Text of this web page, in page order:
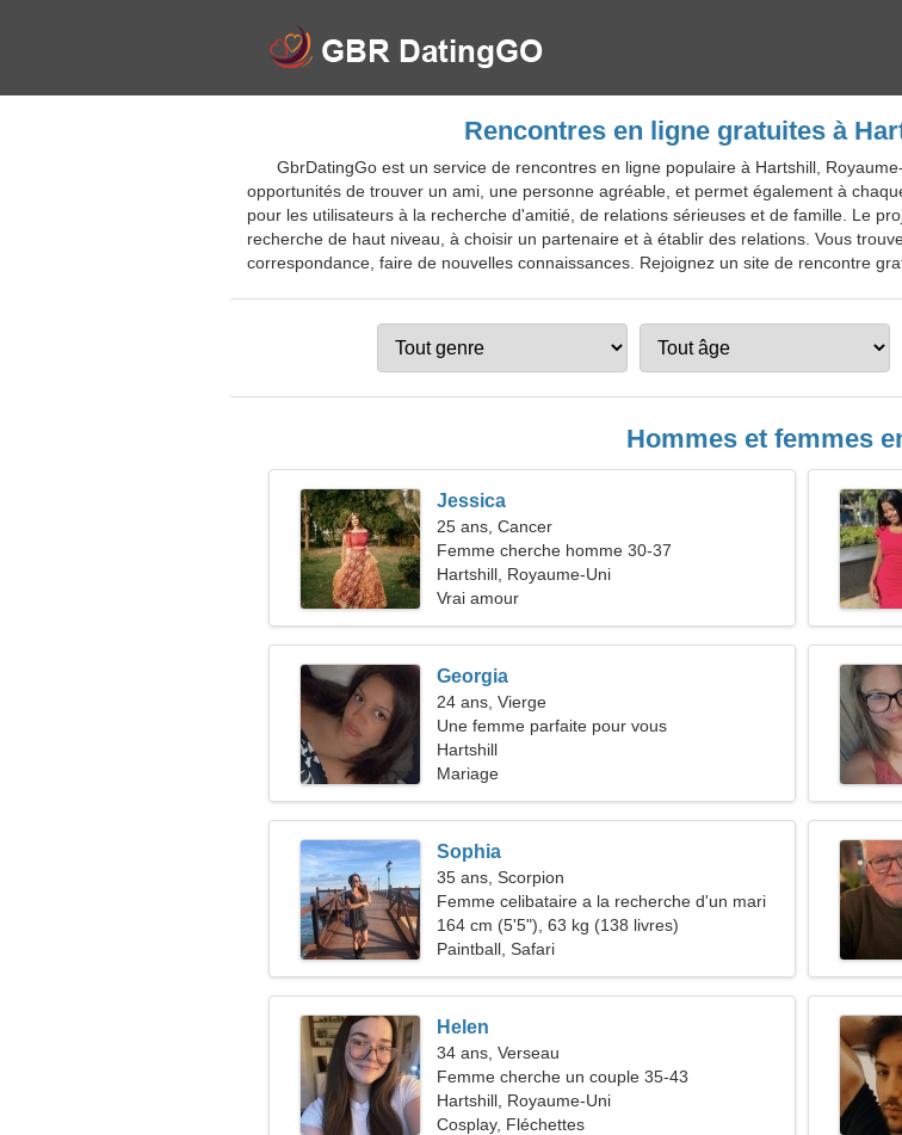
Rencontres en ligne gratuites à
GbrDatingGo est un service de rencontres en ligne populaire à Hartshill,
opportunités de trouver un ami, une personne agréable, et permet également à
pour les utilisateurs à la recherche d'amitié, de relations sérieuses et de famille. Le
recherche de haut niveau, à choisir un partenaire et à établir des relations. Vous
correspondance, faire de nouvelles connaissances. Rejoignez un site de rencontre
Hommes et femmes
Jessica
25 ans, Cancer
Femme cherche homme 30-37
Hartshill, Royaume-Uni
Vrai amour
Georgia
24 ans, Vierge
Une femme parfaite pour vous
Hartshill
Mariage
Sophia
35 ans, Scorpion
Femme celibataire a la recherche d'un mari
164 cm (5'5"), 63 kg (138 livres)
Paintball, Safari
Helen
34 ans, Verseau
Femme cherche un couple 35-43
Hartshill, Royaume-Uni
Cosplay, Fléchettes